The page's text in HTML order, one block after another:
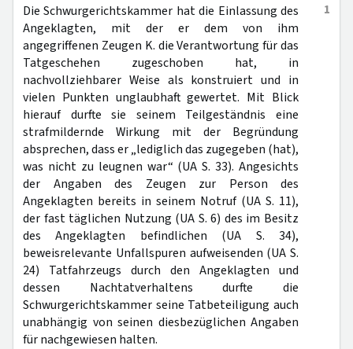
1
Die Schwurgerichtskammer hat die Einlassung des
Angeklagten, mit der er dem von ihm
angegriffenen Zeugen K. die Verantwortung für das
Tatgeschehen zugeschoben hat, in
nachvollziehbarer Weise als konstruiert und in
vielen Punkten unglaubhaft gewertet. Mit Blick
hierauf durfte sie seinem Teilgeständnis eine
strafmildernde Wirkung mit der Begründung
absprechen, dass er „lediglich das zugegeben (hat),
was nicht zu leugnen war“ (UA S. 33). Angesichts
der Angaben des Zeugen zur Person des
Angeklagten bereits in seinem Notruf (UA S. 11),
der fast täglichen Nutzung (UA S. 6) des im Besitz
des Angeklagten befindlichen (UA S. 34),
beweisrelevante Unfallspuren aufweisenden (UA S.
24) Tatfahrzeugs durch den Angeklagten und
dessen Nachtatverhaltens durfte die
Schwurgerichtskammer seine Tatbeteiligung auch
unabhängig von seinen diesbezüglichen Angaben
für nachgewiesen halten.